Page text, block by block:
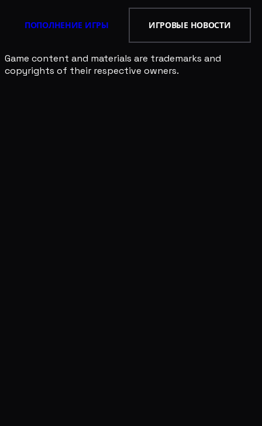
ПОПОЛНЕНИЕ ИГРЫ ИГРОВЫЕ НОВОСТИ
Game content and materials are trademarks and
copyrights of their respective owners.